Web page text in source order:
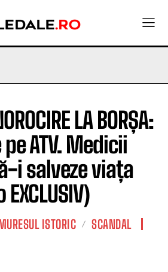
LA BORȘA:
ATV. Medicii
i salveze viața
ISTORIC SCANDAL